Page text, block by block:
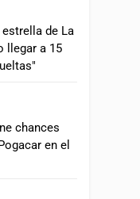
de La
llegar a 15
chances
en el